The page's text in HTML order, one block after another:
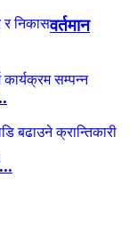
वर्तमान